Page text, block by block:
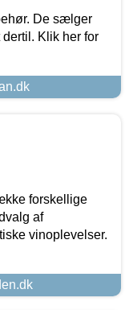
De sælger
Klik her for
forskellige
af
vinoplevelser.